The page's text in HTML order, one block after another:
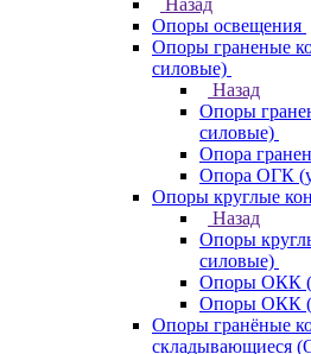
Назад
Опоры освещения
Опоры граненые
силовые)
Назад
Опоры
силовые)
Опора
Опора ОГК
Опоры круглые
Назад
Опоры
силовые)
Опоры ОКК
Опоры ОКК
Опоры гранёные
складывающиеся